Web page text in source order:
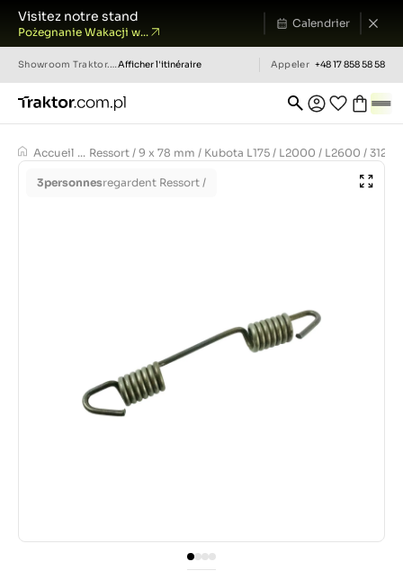
Visitez notre stand
Pożegnanie Wakacji w...
Calendrier
Showroom Traktor.com.pl Afficher l'itinéraire Appeler +48 17 858 58 58
Accueil ... Ressort / 9 x 78 mm / Kubota L175 / L2000 / L2600 /
3personnesregardent Ressort /